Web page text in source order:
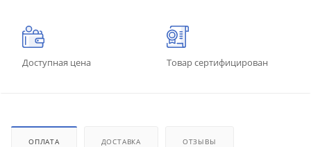
Доступная цена Товар сертифицирован
ОПЛАТА ДОСТАВКА ОТЗЫВЫ